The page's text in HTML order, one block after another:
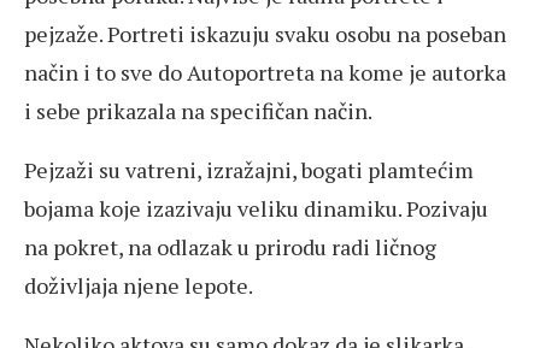
pejzaže. Portreti iskazuju svaku osobu na poseban
način i to sve do Autoportreta na kome je autorka
i sebe prikazala na specifičan način.
Pejzaži su vatreni, izražajni, bogati plamtećim
bojama koje izazivaju veliku dinamiku. Pozivaju
na pokret, na odlazak u prirodu radi ličnog
doživljaja njene lepote.